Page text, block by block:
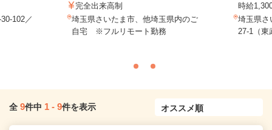
102／
完全出来高制
埼玉県さいたま市、他埼玉県内のご
自宅 ※フルリモート勤務
時給
埼玉県さ
27-1（
全 9件中 1 - 9件を表示